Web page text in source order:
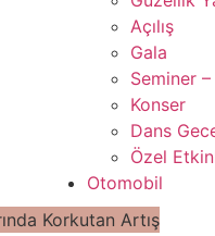
Açılış
Gala
Seminer –
Konser
Dans
Özel
Otomobil